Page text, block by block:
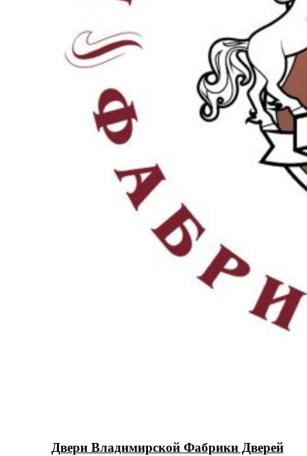
Двери Владимирской Фабрики Дверей